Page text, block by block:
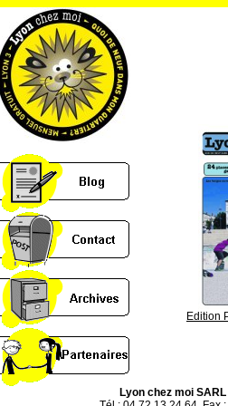
Edition
Lyon chez moi SARL